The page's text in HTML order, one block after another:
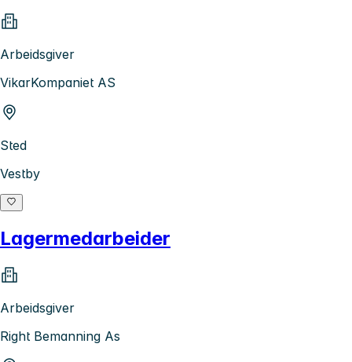
Arbeidsgiver
VikarKompaniet AS
Sted
Vestby
Lagermedarbeider
Arbeidsgiver
Right Bemanning As